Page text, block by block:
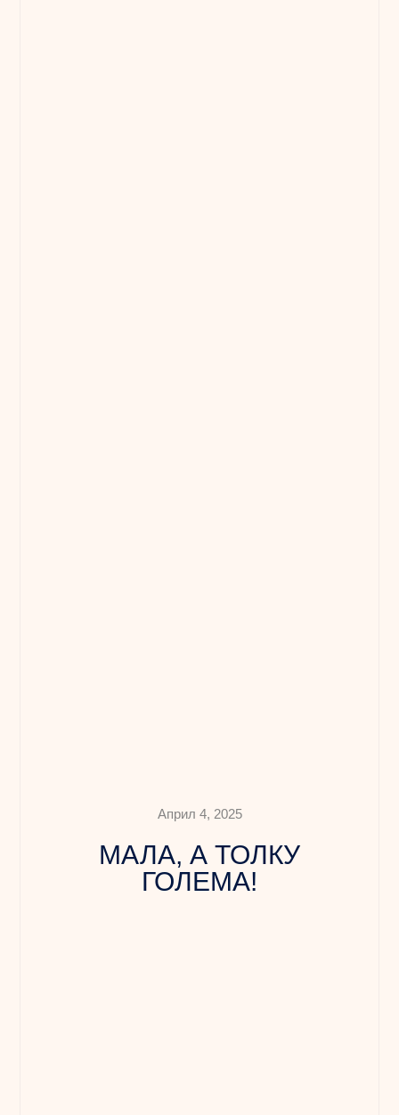
Април 4, 2025
МАЛА, А ТОЛКУ
ГОЛЕМА!